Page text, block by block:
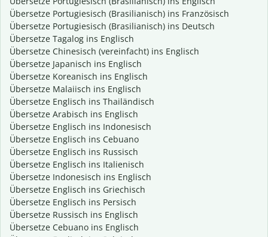
Übersetze Portugiesisch (Brasilianisch) ins Französisch
Übersetze Portugiesisch (Brasilianisch) ins Deutsch
Übersetze Tagalog ins Englisch
Übersetze Chinesisch (vereinfacht) ins Englisch
Übersetze Japanisch ins Englisch
Übersetze Koreanisch ins Englisch
Übersetze Malaiisch ins Englisch
Übersetze Englisch ins Thailändisch
Übersetze Arabisch ins Englisch
Übersetze Englisch ins Indonesisch
Übersetze Englisch ins Cebuano
Übersetze Englisch ins Russisch
Übersetze Englisch ins Italienisch
Übersetze Indonesisch ins Englisch
Übersetze Englisch ins Griechisch
Übersetze Englisch ins Persisch
Übersetze Russisch ins Englisch
Übersetze Cebuano ins Englisch